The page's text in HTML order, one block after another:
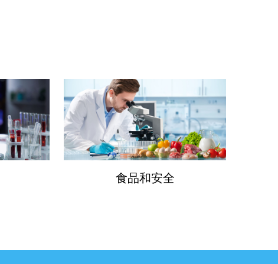
食品和安全